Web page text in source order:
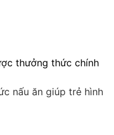
thưởng thức chính
nấu ăn giúp trẻ hình